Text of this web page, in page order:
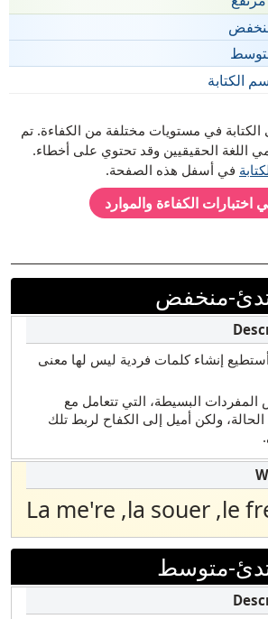
الكتابة
في مستويات مختلفة من الكفاءة. تم
اللغة الحقيقيين وقد تحتوي على أخطاء.
في أسفل هذه الصفحة.
اختبارات الكفاءة والموارد
منخفض
إنشاء كلمات فردية ليس لها معنى
البسيطة، التي تتعامل مع
ولكن أميل إلى الكفاح لربط تلك
La me're ,la souer ,le
متوسط